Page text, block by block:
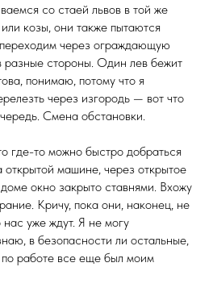
со стаей львов в той же
козы, они также пытаются
через ограждающую
разные стороны. Один лев бежит
понимаю, потому что я
через изгородь — вот что
Смена обстановки.
где-то можно быстро добраться
машине, через открытое
окно закрыто ставнями. Вхожу
Кричу, пока они, наконец, не
уже ждут. Я не могу
в безопасности ли остальные,
работе все еще был моим